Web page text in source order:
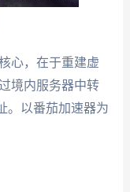
心，在于重建虚
境内服务器中转
。以番茄加速器为